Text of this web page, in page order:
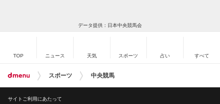
データ提供：日本中央競馬会
TOP ニュース 天気 スポーツ 占い すべて
スポーツ 中央競馬
サイトご利用にあたって